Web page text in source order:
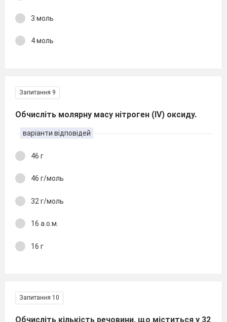
3 моль
4 моль
Запитання 9
Обчисліть молярну масу нітроген (ІV) оксиду.
варіанти відповідей
46 г
46 г/моль
32 г/моль
16 а.о.м.
16 г
Запитання 10
Обчисліть кількість речовини, що міститься у 32